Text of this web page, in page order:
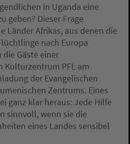
in Uganda eine
Dieser Frage 
Länder Afrikas, aus denen die
nach Europa
die Gäste einer
Kulturzentrum PFL am
der Evangelischen
Zentrums. Eines
ganz klar heraus: Jede Hilfe
sinnvoll, wenn sie die
eines Landes sensibel